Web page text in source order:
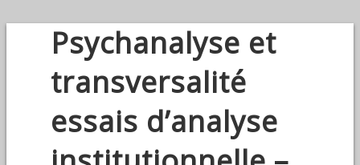
Psychanalyse et
transversalité
essais d’analyse